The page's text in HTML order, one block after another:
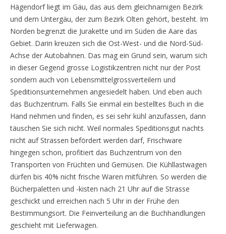
Hägendorf liegt im Gäu, das aus dem gleichnamigen Bezirk
und dem Untergäu, der zum Bezirk Olten gehört, besteht. Im
Norden begrenzt die Jurakette und im Süden die Aare das
Gebiet. Darin kreuzen sich die Ost-West- und die Nord-Süd-
Achse der Autobahnen. Das mag ein Grund sein, warum sich
in dieser Gegend grosse Logistikzentren nicht nur der Post
sondern auch von Lebensmittelgrossverteilern und
Speditionsunternehmen angesiedelt haben. Und eben auch
das Buchzentrum. Falls Sie einmal ein bestelltes Buch in die
Hand nehmen und finden, es sei sehr kühl anzufassen, dann
täuschen Sie sich nicht. Weil normales Speditionsgut nachts
nicht auf Strassen befördert werden darf, Frischware
hingegen schon, profitiert das Buchzentrum von den
Transporten von Früchten und Gemüsen. Die Kühllastwagen
dürfen bis 40% nicht frische Waren mitführen. So werden die
Bücherpaletten und -kisten nach 21 Uhr auf die Strasse
geschickt und erreichen nach 5 Uhr in der Frühe den
Bestimmungsort. Die Feinverteilung an die Buchhandlungen
geschieht mit Lieferwagen.